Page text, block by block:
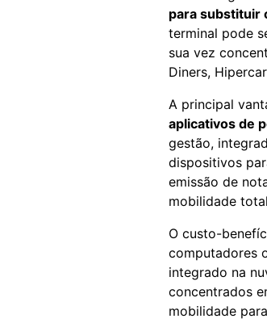
para substituir
terminal pode
sua vez
Diners,
A principal
aplicativos de
gestão,
dispositivos
emissão de
mobilidade
O custo-
computadores
integrado na
concentrados
mobilidade